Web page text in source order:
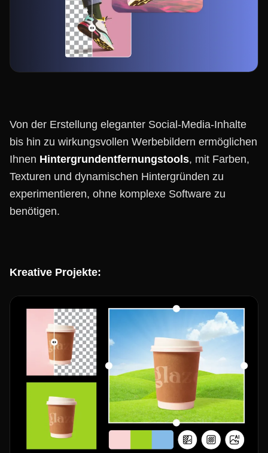
Von der Erstellung eleganter Social-Media-Inhalte
bis hin zu wirkungsvollen Werbebildern ermöglichen
Ihnen Hintergrundentfernungstools, mit Farben,
Texturen und dynamischen Hintergründen zu
experimentieren, ohne komplexe Software zu
benötigen.
Kreative Projekte: